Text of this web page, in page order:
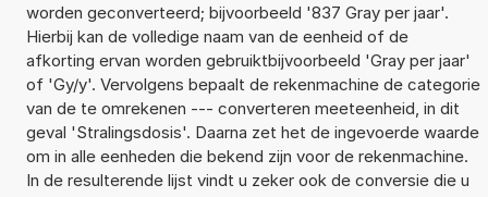
worden geconverteerd; bijvoorbeeld '837 Gray per jaar'.
Hierbij kan de volledige naam van de eenheid of de
afkorting ervan worden gebruiktbijvoorbeeld 'Gray per jaar'
of 'Gy/y'. Vervolgens bepaalt de rekenmachine de categorie
van de te omrekenen --- converteren meeteenheid, in dit
geval 'Stralingsdosis'. Daarna zet het de ingevoerde waarde
om in alle eenheden die bekend zijn voor de rekenmachine.
In de resulterende lijst vindt u zeker ook de conversie die u